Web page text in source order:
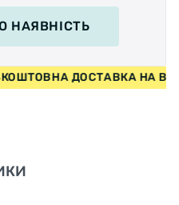
НАЯВНІСТЬ
ДОСТАВКА НА